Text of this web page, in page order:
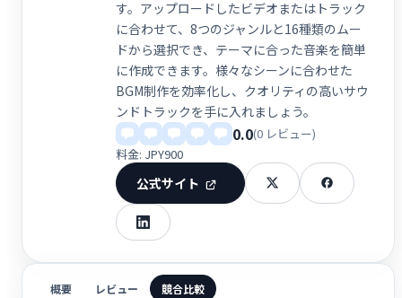
す。アップロードしたビデオまたはトラック
に合わせて、8つのジャンルと16種類のムー
ドから選択でき、テーマに合った音楽を簡単
に作成できます。様々なシーンに合わせた
BGM制作を効率化し、クオリティの高いサウ
ンドトラックを手に入れましょう。
0.0(0 レビュー)
料金: JPY900
公式サイト
概要 レビュー 競合比較